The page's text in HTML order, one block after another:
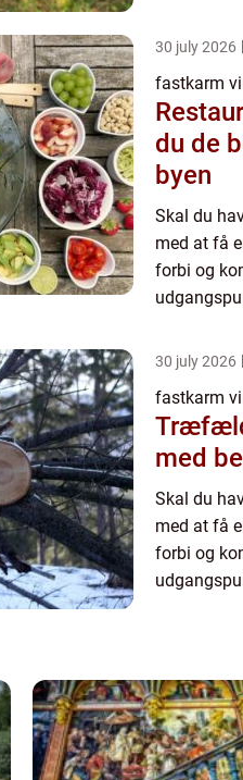
du ikke
30 july 2026
fastkarm
Restaurant
du de
byen
Skal du
med at få
forbi og
du ikke
30 july 2026
fastkarm
med
Skal du
med at få
forbi og